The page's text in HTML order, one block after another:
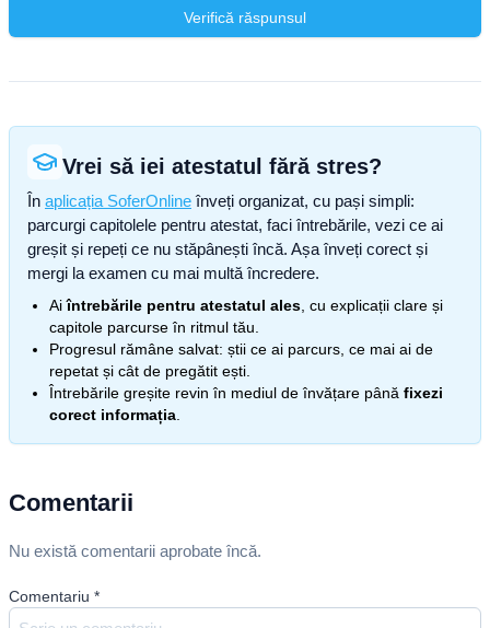
Verifică răspunsul
Vrei să iei atestatul fără stres?
În aplicația SoferOnline înveți organizat, cu pași simpli:
parcurgi capitolele pentru atestat, faci întrebările, vezi ce ai
greșit și repeți ce nu stăpânești încă. Așa înveți corect și
mergi la examen cu mai multă încredere.
Aiîntrebările pentru atestatul ales , cu explicații clare și
capitole parcurse în ritmul tău.
Progresul rămâne salvat: știi ce ai parcurs, ce mai ai de
repetat și cât de pregătit ești.
Întrebările greșite revin în mediul de învățare până fixezi
corect informația
Comentarii
Nu există comentarii aprobate încă.
Comentariu *